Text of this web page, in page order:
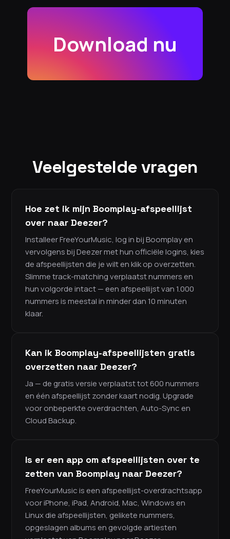
Download nu
Veelgestelde vragen
Hoe zet ik mijn Boomplay-afspeellijst
over naar Deezer?
Installeer FreeYourMusic, log in bij Boomplay en
vervolgens bij Deezer met hun officiële logins, kies
de afspeellijsten die je wilt en klik op overzetten.
Slimme track-matching verplaatst nummers en
hun volgorde intact — een afspeellijst van 1.000
nummers is meestal in minder dan 10 minuten
klaar.
Kan ik Boomplay-afspeellijsten gratis
overzetten naar Deezer?
Ja — de gratis versie verplaatst tot 600 nummers
en één afspeellijst zonder kaart nodig. Upgrade
voor onbeperkte overdrachten, Auto-Sync en
Cloud Backup.
Is er een app om afspeellijsten over te
zetten van Boomplay naar Deezer?
FreeYourMusic is een afspeellijst-overdrachtsapp
voor iPhone, iPad, Android, Mac, Windows en
Linux die afspeellijsten, gelikete nummers,
opgeslagen albums en gevolgde artiesten